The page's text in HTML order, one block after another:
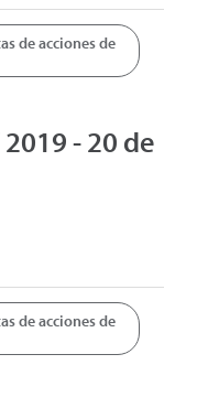
de acciones de
- 20 de
de acciones de